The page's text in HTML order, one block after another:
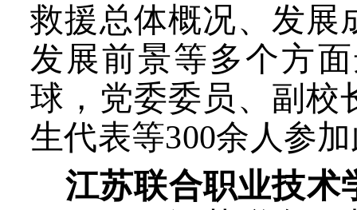
救援总体概况、发展
发展前景等多个方
球 ， 党委委员、副校
生代表等300余人参
江苏联合职业技术